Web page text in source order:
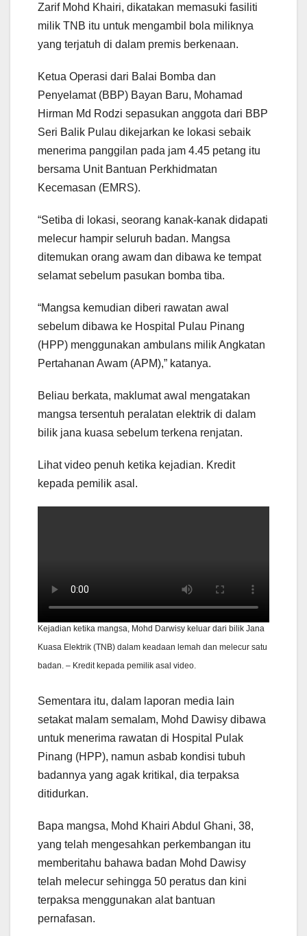
Zarif Mohd Khairi, dikatakan memasuki fasiliti
milik TNB itu untuk mengambil bola miliknya
yang terjatuh di dalam premis berkenaan.
Ketua Operasi dari Balai Bomba dan
Penyelamat (BBP) Bayan Baru, Mohamad
Hirman Md Rodzi sepasukan anggota dari BBP
Seri Balik Pulau dikejarkan ke lokasi sebaik
menerima panggilan pada jam 4.45 petang itu
bersama Unit Bantuan Perkhidmatan
Kecemasan (EMRS).
“Setiba di lokasi, seorang kanak-kanak didapati
melecur hampir seluruh badan. Mangsa
ditemukan orang awam dan dibawa ke tempat
selamat sebelum pasukan bomba tiba.
“Mangsa kemudian diberi rawatan awal
sebelum dibawa ke Hospital Pulau Pinang
(HPP) menggunakan ambulans milik Angkatan
Pertahanan Awam (APM),” katanya.
Beliau berkata, maklumat awal mengatakan
mangsa tersentuh peralatan elektrik di dalam
bilik jana kuasa sebelum terkena renjatan.
Lihat video penuh ketika kejadian. Kredit
kepada pemilik asal.
Kejadian ketika mangsa, Mohd Darwisy keluar dari bilik Jana
Kuasa Elektrik (TNB) dalam keadaan lemah dan melecur satu
badan. – Kredit kepada pemilik asal video.
Sementara itu, dalam laporan media lain
setakat malam semalam, Mohd Dawisy dibawa
untuk menerima rawatan di Hospital Pulak
Pinang (HPP), namun asbab kondisi tubuh
badannya yang agak kritikal, dia terpaksa
ditidurkan.
Bapa mangsa, Mohd Khairi Abdul Ghani, 38,
yang telah mengesahkan perkembangan itu
memberitahu bahawa badan Mohd Dawisy
telah melecur sehingga 50 peratus dan kini
terpaksa menggunakan alat bantuan
pernafasan.